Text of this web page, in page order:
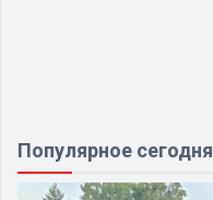
Популярное сегодня